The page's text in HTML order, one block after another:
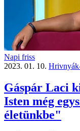
Napi friss
2023. 01. 10.
Gáspár Laci
Isten még
életünkbe"